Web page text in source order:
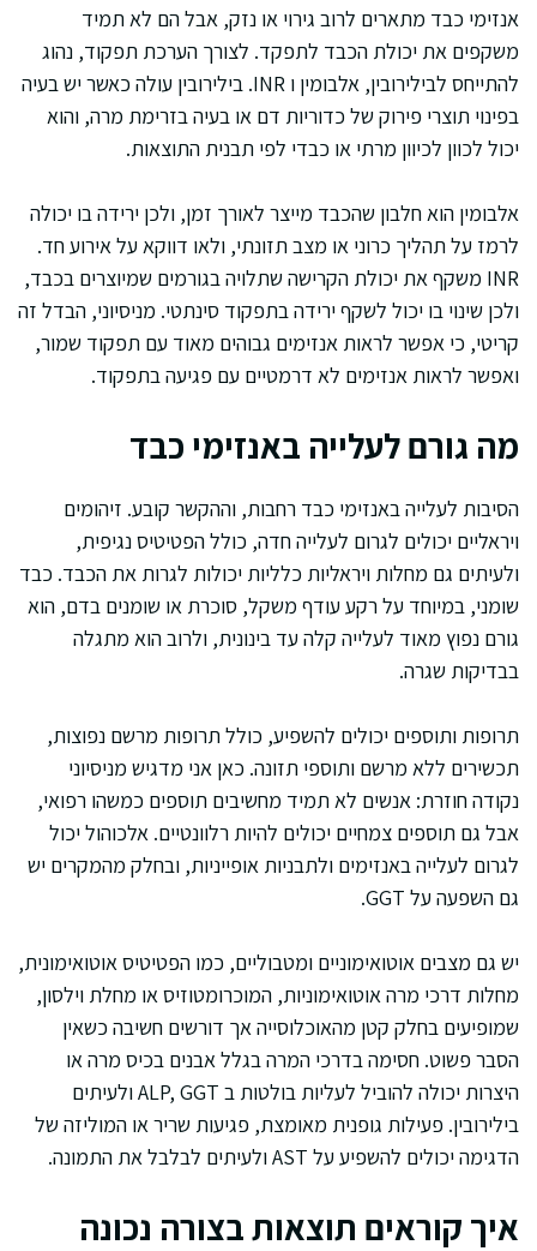
אנזימי כבד מתארים לרוב גירוי או נזק, אבל הם לא תמיד
משקפים את יכולת הכבד לתפקד. לצורך הערכת תפקוד, נהוג
להתייחס לבילירובין, אלבומין ו INR. בילירובין עולה כאשר יש בעיה
בפינוי תוצרי פירוק של כדוריות דם או בעיה בזרימת מרה, והוא
יכול לכוון לכיוון מרתי או כבדי לפי תבנית התוצאות.
אלבומין הוא חלבון שהכבד מייצר לאורך זמן, ולכן ירידה בו יכולה
לרמז על תהליך כרוני או מצב תזונתי, ולאו דווקא על אירוע חד.
INR משקף את יכולת הקרישה שתלויה בגורמים שמיוצרים בכבד,
ולכן שינוי בו יכול לשקף ירידה בתפקוד סינתטי. מניסיוני, הבדל זה
קריטי, כי אפשר לראות אנזימים גבוהים מאוד עם תפקוד שמור,
ואפשר לראות אנזימים לא דרמטיים עם פגיעה בתפקוד.
מה גורם לעלייה באנזימי כבד
הסיבות לעלייה באנזימי כבד רחבות, וההקשר קובע. זיהומים
ויראליים יכולים לגרום לעלייה חדה, כולל הפטיטיס נגיפית,
ולעיתים גם מחלות ויראליות כלליות יכולות לגרות את הכבד. כבד
שומני, במיוחד על רקע עודף משקל, סוכרת או שומנים בדם, הוא
גורם נפוץ מאוד לעלייה קלה עד בינונית, ולרוב הוא מתגלה
בבדיקות שגרה.
תרופות ותוספים יכולים להשפיע, כולל תרופות מרשם נפוצות,
תכשירים ללא מרשם ותוספי תזונה. כאן אני מדגיש מניסיוני
נקודה חוזרת: אנשים לא תמיד מחשיבים תוספים כמשהו רפואי,
אבל גם תוספים צמחיים יכולים להיות רלוונטיים. אלכוהול יכול
לגרום לעלייה באנזימים ולתבניות אופייניות, ובחלק מהמקרים יש
גם השפעה על GGT.
יש גם מצבים אוטואימוניים ומטבוליים, כמו הפטיטיס אוטואימונית,
מחלות דרכי מרה אוטואימוניות, המוכרומטוזיס או מחלת וילסון,
שמופיעים בחלק קטן מהאוכלוסייה אך דורשים חשיבה כשאין
הסבר פשוט. חסימה בדרכי המרה בגלל אבנים בכיס מרה או
היצרות יכולה להוביל לעליות בולטות ב ALP, GGT ולעיתים
בילירובין. פעילות גופנית מאומצת, פגיעות שריר או המוליזה של
הדגימה יכולים להשפיע על AST ולעיתים לבלבל את התמונה.
איך קוראים תוצאות בצורה נכונה